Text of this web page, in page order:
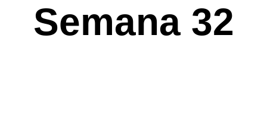
Semana 32